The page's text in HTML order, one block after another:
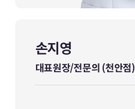
손지영
대표원장/전문의 (천안점)
손지영
대표원장/전문의 (천안점)